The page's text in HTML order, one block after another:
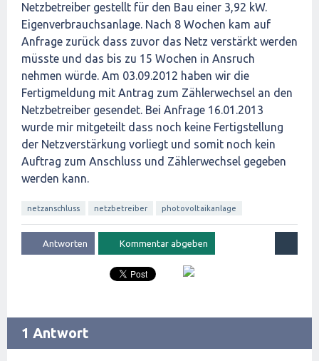
Netzbetreiber gestellt für den Bau einer 3,92 kW.
Eigenverbrauchsanlage. Nach 8 Wochen kam auf
Anfrage zurück dass zuvor das Netz verstärkt werden
müsste und das bis zu 15 Wochen in Ansruch
nehmen würde. Am 03.09.2012 haben wir die
Fertigmeldung mit Antrag zum Zählerwechsel an den
Netzbetreiber gesendet. Bei Anfrage 16.01.2013
wurde mir mitgeteilt dass noch keine Fertigstellung
der Netzverstärkung vorliegt und somit noch kein
Auftrag zum Anschluss und Zählerwechsel gegeben
werden kann.
netzanschluss netzbetreiber photovoltaikanlage
1 Antwort